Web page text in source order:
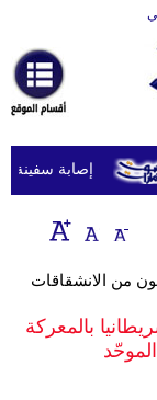
أخبارعاجلة
رياضة
ثقافة
إقتصاد
أزياء
إصابة سفينة
من الانشقاقات
بالمعركة